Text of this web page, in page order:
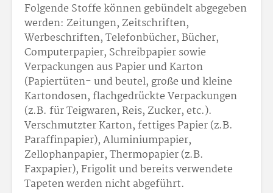
Folgende Stoffe können gebündelt abgegeben
werden: Zeitungen, Zeitschriften,
Werbeschriften, Telefonbücher, Bücher,
Computerpapier, Schreibpapier sowie
Verpackungen aus Papier und Karton
(Papiertüten- und beutel, große und kleine
Kartondosen, flachgedrückte Verpackungen
(z.B. für Teigwaren, Reis, Zucker, etc.).
Verschmutzter Karton, fettiges Papier (z.B.
Paraffinpapier), Aluminiumpapier,
Zellophanpapier, Thermopapier (z.B.
Faxpapier), Frigolit und bereits verwendete
Tapeten werden nicht abgeführt.